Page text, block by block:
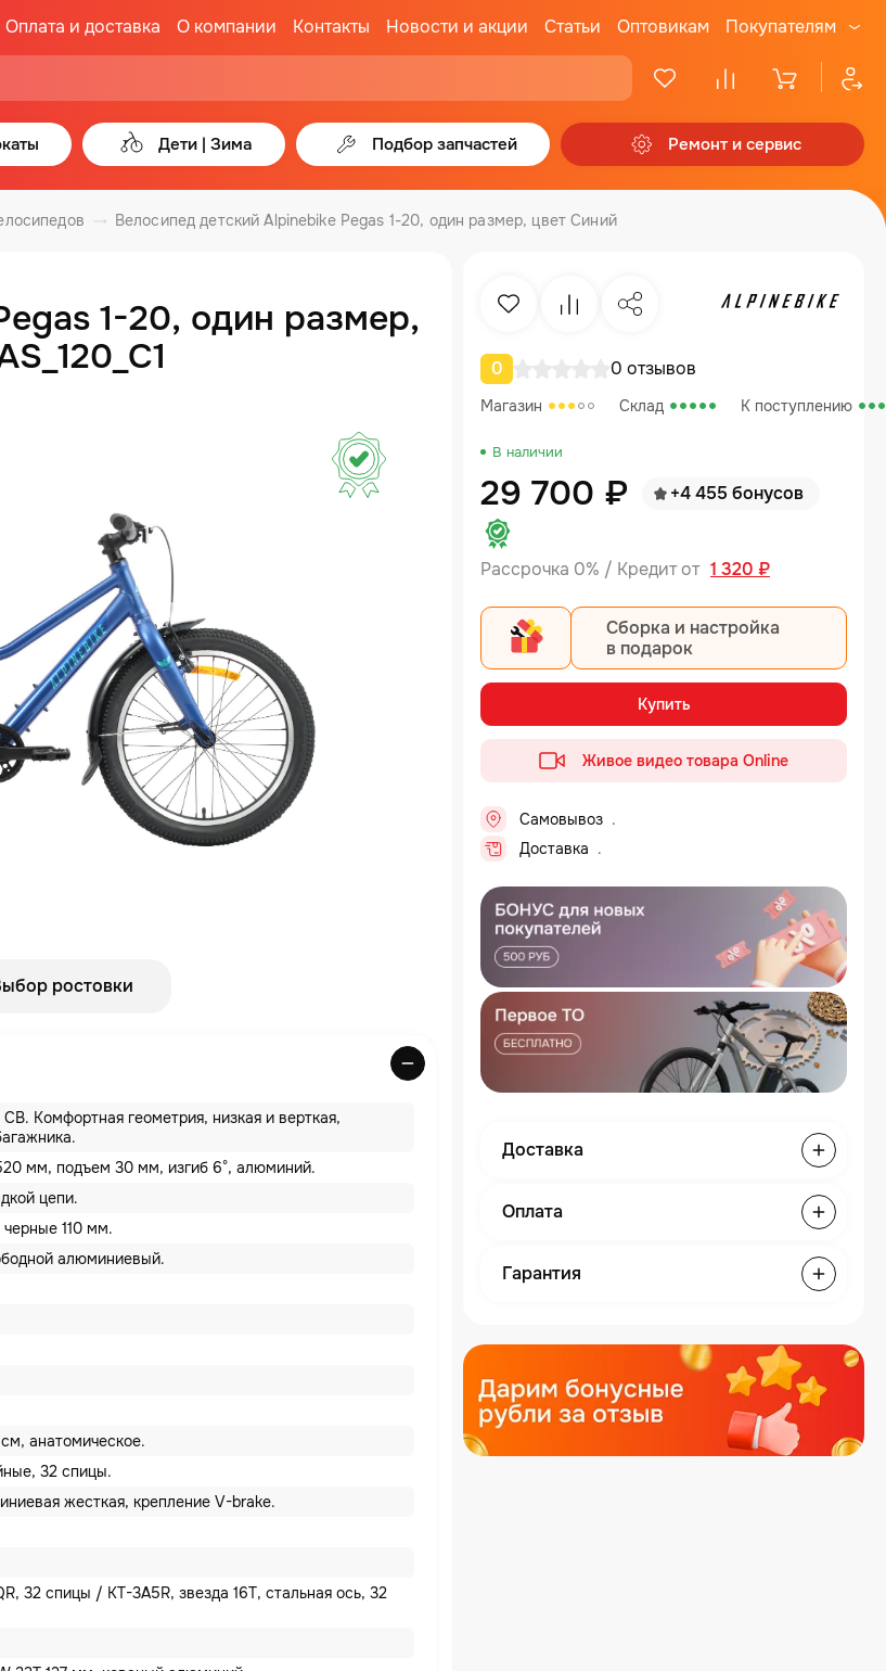
Оплата и доставка О компании Контакты Новости и акции Статьи Оптовикам Покупателям
Дети | Зима Подбор запчастей Ремонт и сервис
Велосипед детский Alpinebike Pegas 1-20, один размер, цвет Синий
1-20, один размер,
ИзбранноеСравнениеПоделиться
0 0 отзывов
Магазин Склад К поступлению
В наличии
29 700 ₽ +4 455 бонусов
Рассрочка 0% / Кредит от 1 320 ₽
Сборка и настройка
в подарок
Купить
Живое видео товара Online
Самовывоз ..
Доставка ..
Доставка
Оплата
Гарантия
ростовки
CB. Комфортная геометрия, низкая и верткая,
мм, подъем 30 мм, изгиб 6°, алюминий.
цепи.
110 мм.
алюминиевый.
анатомическое.
32 спицы.
жесткая, крепление V-brake.
32 спицы / KT-3A5R, звезда 16T, стальная ось, 32